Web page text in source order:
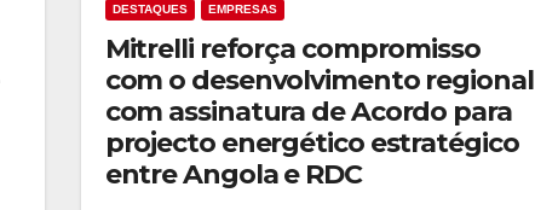
DESTAQUES EMPRESAS
Mitrelli reforça compromisso
com o desenvolvimento regional
com assinatura de Acordo para
projecto energético estratégico
entre Angola e RDC